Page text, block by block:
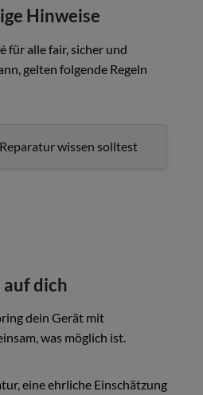
Hinweise
für alle fair, sicher und
gelten folgende Regeln
wissen solltest
dich
dein Gerät mit
was möglich ist.
eine ehrliche Einschätzung